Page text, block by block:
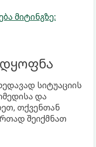
მიტინგზე:
სიტუაციის
და
თქვენთან
შეიქმნათ